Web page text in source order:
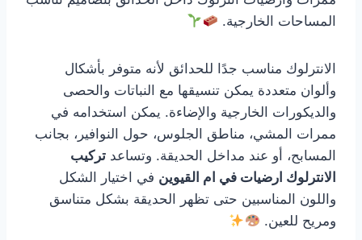
المساحات الخارجية.
الانترلوك مناسب جدًا للحدائق لأنه متوفر بأشكال
وألوان متعددة يمكن تنسيقها مع النباتات والحصى
والديكورات الخارجية والإضاءة. يمكن استخدامه في
ممرات المشي، مناطق الجلوس، حول النوافير، بجانب
المسابح، أو عند مداخل الحديقة. وتساعد تركيب
الانترلوك ارضيات في ام القيوين في اختيار الشكل
واللون المناسبين حتى تظهر الحديقة بشكل متناسق
ومريح للعين.